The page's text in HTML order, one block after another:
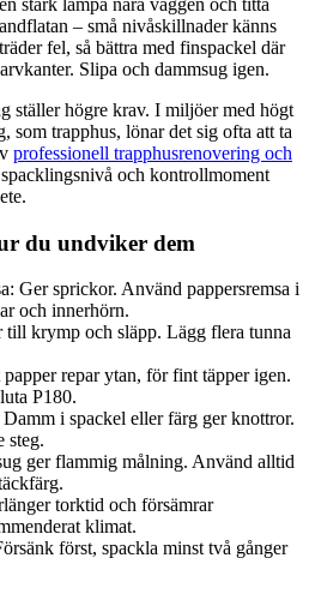
– små nivåskillnader känns
fel, så bättra med finspackel där
Slipa och dammsug igen.
ställer högre krav. I miljöer med högt
som trapphus, lönar det sig ofta att ta
professionell trapphusrenovering och
och kontrollmoment
du undviker dem
Ger sprickor. Använd pappersremsa i
och innerhörn.
till krymp och släpp. Lägg flera tunna
repar ytan, för fint täpper igen.
P180.
i spackel eller färg ger knottror.
steg.
ger flammig målning. Använd alltid
torktid och försämrar
klimat.
först, spackla minst två gånger